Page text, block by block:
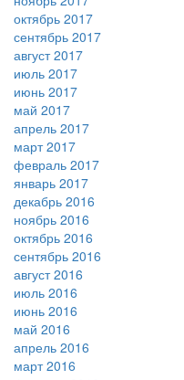
октябрь 2017
сентябрь 2017
август 2017
июль 2017
июнь 2017
май 2017
апрель 2017
март 2017
февраль 2017
январь 2017
декабрь 2016
ноябрь 2016
октябрь 2016
сентябрь 2016
август 2016
июль 2016
июнь 2016
май 2016
апрель 2016
март 2016